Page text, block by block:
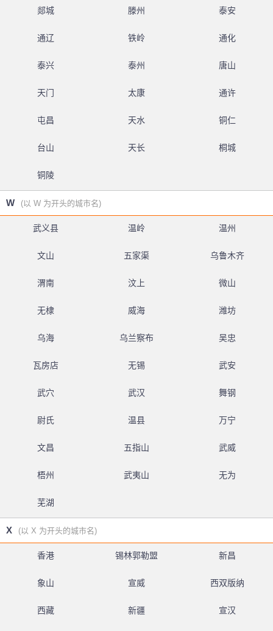
郯城 滕州 泰安
通辽 铁岭 通化
泰兴 泰州 唐山
天门 太康 通许
屯昌 天水 铜仁
台山 天长 桐城
铜陵
W (以 W 为开头的城市名)
武义县 温岭 温州
文山 五家渠 乌鲁木齐
渭南 汶上 微山
无棣 威海 潍坊
乌海 乌兰察布 吴忠
瓦房店 无锡 武安
武穴 武汉 舞钢
尉氏 温县 万宁
文昌 五指山 武威
梧州 武夷山 无为
芜湖
X (以 X 为开头的城市名)
香港 锡林郭勒盟 新昌
象山 宣威 西双版纳
西藏 新疆 宣汉